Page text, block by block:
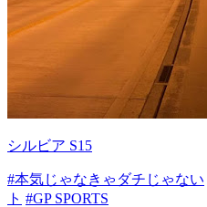
シルビア S15
#本気じゃなきゃダチじゃない
ト #GP SPORTS